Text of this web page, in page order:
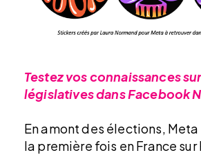
Testez vos connaissances
législatives dans Facebook
En amont des élections,
la première fois en France